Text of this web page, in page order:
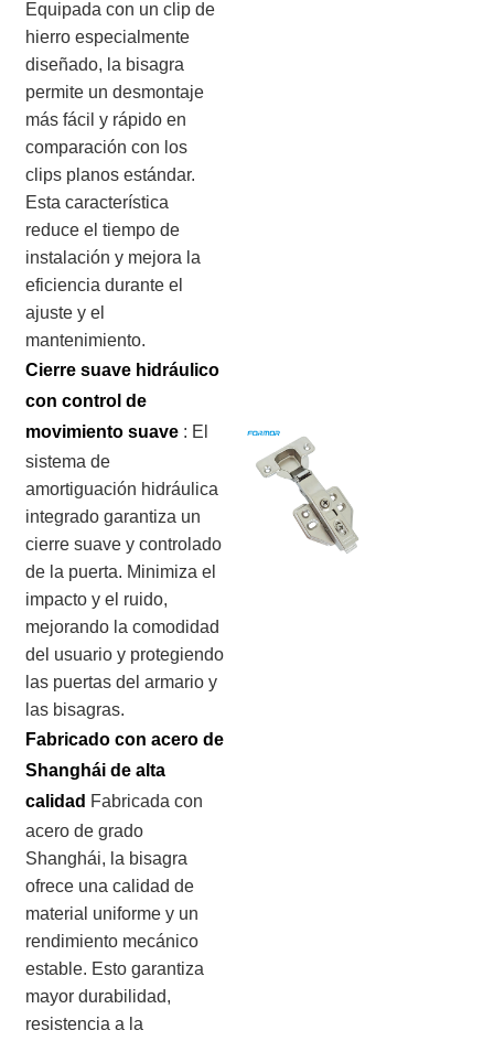
Equipada con un clip de
hierro especialmente
diseñado, la bisagra
permite un desmontaje
más fácil y rápido en
comparación con los
clips planos estándar.
Esta característica
reduce el tiempo de
instalación y mejora la
eficiencia durante el
ajuste y el
mantenimiento.
Cierre suave hidráulico
con control de
movimiento suave : El
sistema de
amortiguación hidráulica
integrado garantiza un
cierre suave y controlado
de la puerta. Minimiza el
impacto y el ruido,
mejorando la comodidad
del usuario y protegiendo
las puertas del armario y
las bisagras.
Fabricado con acero de
Shanghái de alta
calidad Fabricada con
acero de grado
Shanghái, la bisagra
ofrece una calidad de
material uniforme y un
rendimiento mecánico
estable. Esto garantiza
mayor durabilidad,
resistencia a la